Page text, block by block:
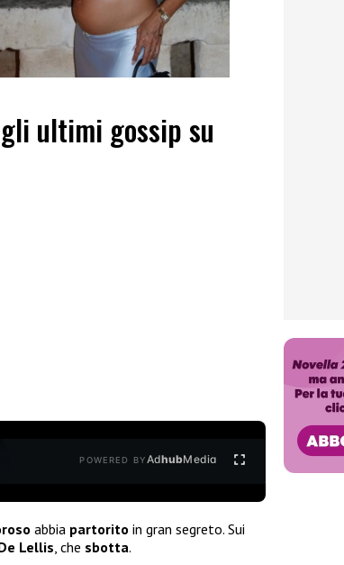
ultimi gossip su
POWERED BYAdhubMedia
abbia partorito in gran segreto. Sui
Lellis , che sbotta.